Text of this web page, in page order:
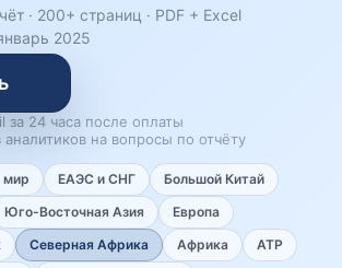
· 200+ страниц · PDF + Excel
2025
за 24 часа после оплаты
аналитиков на вопросы по отчёту
мир ЕАЭС и СНГ
Большой Китай
Юго-Восточная Азия
Европа
Северная Африка Африка
АТР